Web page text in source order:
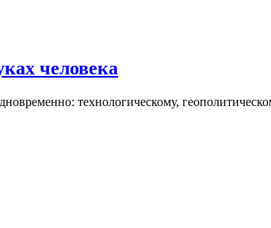
человека
технологическому,